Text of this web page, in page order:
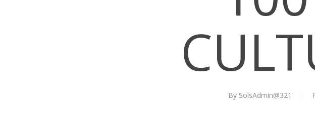
By SolsAdmin@321